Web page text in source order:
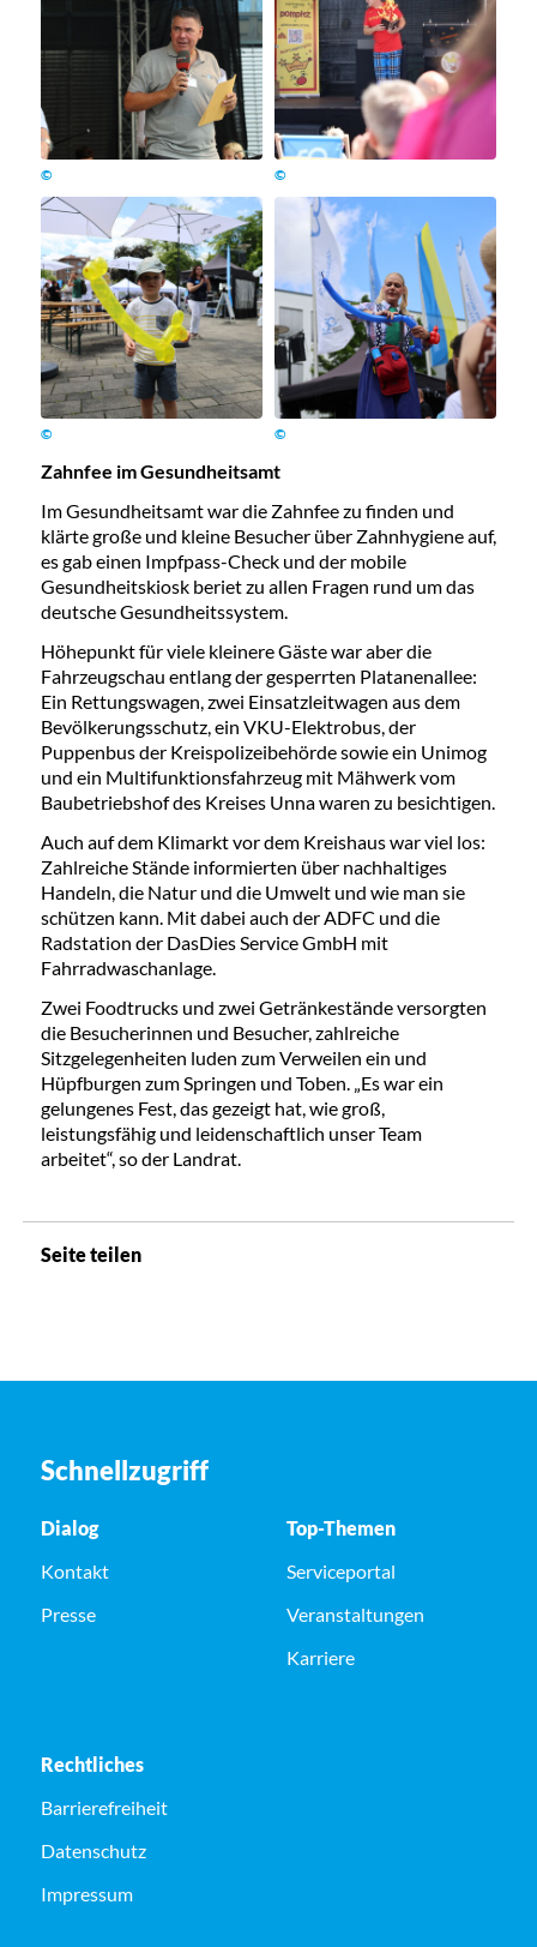
© ©
© ©
Zahnfee im Gesundheitsamt
Im Gesundheitsamt war die Zahnfee zu finden und
klärte große und kleine Besucher über Zahnhygiene auf,
es gab einen Impfpass-Check und der mobile
Gesundheitskiosk beriet zu allen Fragen rund um das
deutsche Gesundheitssystem.
Höhepunkt für viele kleinere Gäste war aber die
Fahrzeugschau entlang der gesperrten Platanenallee:
Ein Rettungswagen, zwei Einsatzleitwagen aus dem
Bevölkerungsschutz, ein VKU-Elektrobus, der
Puppenbus der Kreispolizeibehörde sowie ein Unimog
und ein Multifunktionsfahrzeug mit Mähwerk vom
Baubetriebshof des Kreises Unna waren zu besichtigen.
Auch auf dem Klimarkt vor dem Kreishaus war viel los:
Zahlreiche Stände informierten über nachhaltiges
Handeln, die Natur und die Umwelt und wie man sie
schützen kann. Mit dabei auch der ADFC und die
Radstation der DasDies Service GmbH mit
Fahrradwaschanlage.
Zwei Foodtrucks und zwei Getränkestände versorgten
die Besucherinnen und Besucher, zahlreiche
Sitzgelegenheiten luden zum Verweilen ein und
Hüpfburgen zum Springen und Toben. „Es war ein
gelungenes Fest, das gezeigt hat, wie groß,
leistungsfähig und leidenschaftlich unser Team
arbeitet“, so der Landrat.
Seite teilen
Schnellzugriff
Dialog
Kontakt
Presse
Top-Themen
Serviceportal
Veranstaltungen
Karriere
Rechtliches
Barrierefreiheit
Datenschutz
Impressum